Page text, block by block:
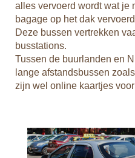
alles vervoerd wordt wat je
bagage op het dak
Deze bussen vertrekken
busstations.
Tussen de buurlanden en
lange afstandsbussen
zijn wel online kaartjes